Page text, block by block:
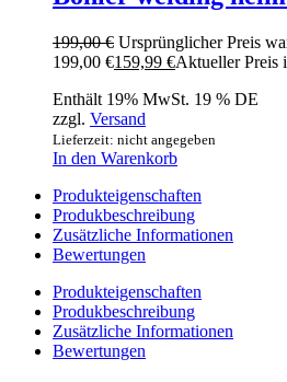
199,00€ Ursprünglicher Preis
199,00 €159,99 €Aktueller Preis
Enthält 19% MwSt. 19 % DE
zzgl. Versand
Lieferzeit: nicht angegeben
In den Warenkorb
Produkteigenschaften
Produkbeschreibung
Zusätzliche Informationen
Bewertungen
Produkteigenschaften
Produkbeschreibung
Zusätzliche Informationen
Bewertungen